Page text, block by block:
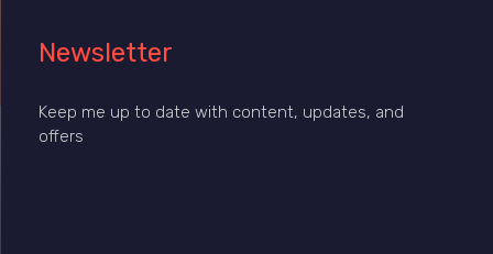
Newsletter
Keep me up to date with content, updates, and
offers